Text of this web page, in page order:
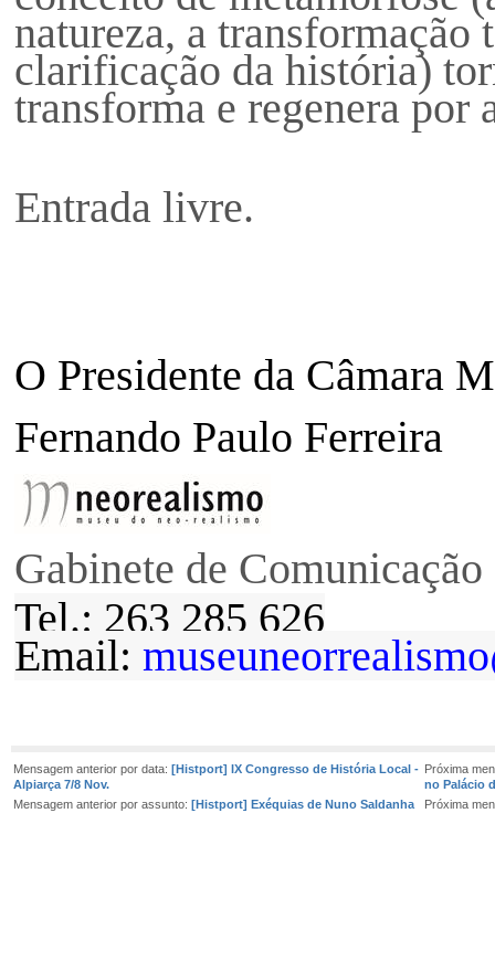
natureza, a transformação
clarificação da história)
transforma e regenera por
Entrada livre.
O Presidente da Câmara
Fernando Paulo Ferreira
Gabinete de
Tel.: 263 285 626
Email:
Mensagem anterior por data: [Histport] IX Congresso de História Local -
Alpiarça 7/8 Nov.
Próxima
no Palácio
Mensagem anterior por assunto: [Histport] Exéquias de Nuno Saldanha Próxima